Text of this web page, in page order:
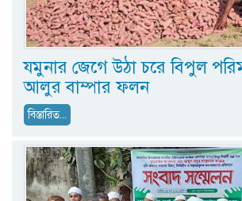
যমুনার জেগে উঠা চরে বিপুল
আলুর বাম্পার ফলন
বিস্তারিত...